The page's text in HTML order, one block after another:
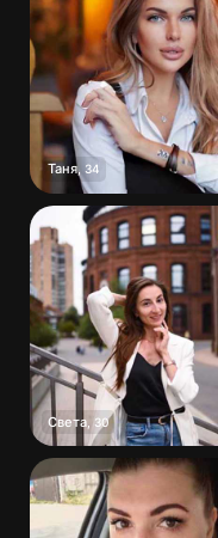
Таня, 34
Света ,30